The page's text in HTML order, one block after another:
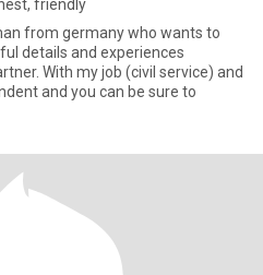
friendly
from germany who wants to
details and experiences
With my job (civil service) and
and you can be sure to